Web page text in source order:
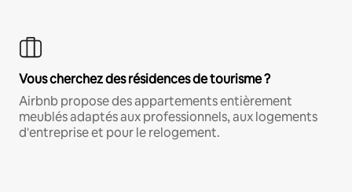
Vous cherchez des résidences de tourisme ?
Airbnb propose des appartements entièrement
meublés adaptés aux professionnels, aux logements
d'entreprise et pour le relogement.